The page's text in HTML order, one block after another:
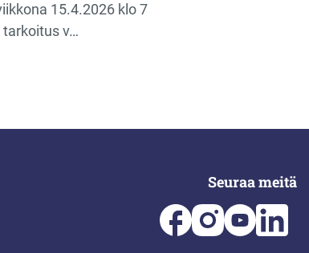
15.4.2026 klo 7
tarkoitus v…
Seuraa meitä